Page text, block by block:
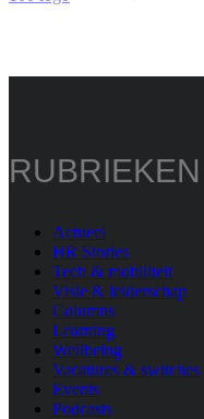
RUBRIEKEN
Actueel
HR Stories
Tech & mobiliteit
Visie & leiderschap
Columns
Learning
Wellbeing
Vacatures & switches
Events
Podcasts